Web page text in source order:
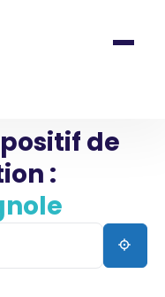
de
: